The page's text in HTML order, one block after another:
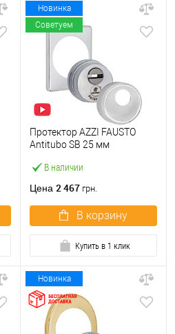
Новинка
Советуем
В наличии
Протектор AZZI FAUSTO
Antitubo SB 25 мм
прямоугольный хром
Цена 2 467 грн.
В корзину
Купить в 1 клик
Новинка